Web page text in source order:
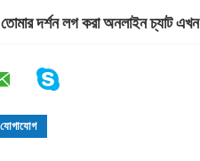
তোমার দর্শন লগ করা অনলাইন চ্যাট এখন